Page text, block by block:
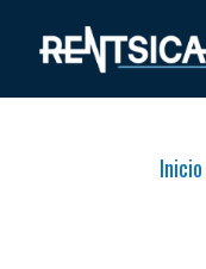
Inicio